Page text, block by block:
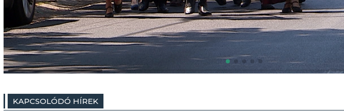
KAPCSOLÓDÓ HÍREK